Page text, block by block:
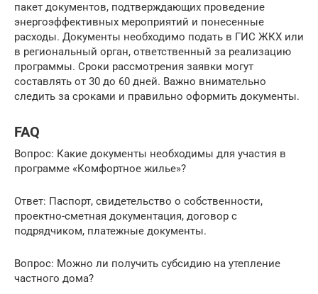
пакет документов, подтверждающих проведение
энергоэффективных мероприятий и понесенные
расходы. Документы необходимо подать в ГИС ЖКХ или
в региональный орган, ответственный за реализацию
программы. Сроки рассмотрения заявки могут
составлять от 30 до 60 дней. Важно внимательно
следить за сроками и правильно оформить документы.
FAQ
Вопрос: Какие документы необходимы для участия в
программе «Комфортное жилье»?
Ответ: Паспорт, свидетельство о собственности,
проектно-сметная документация, договор с
подрядчиком, платежные документы.
Вопрос: Можно ли получить субсидию на утепление
частного дома?